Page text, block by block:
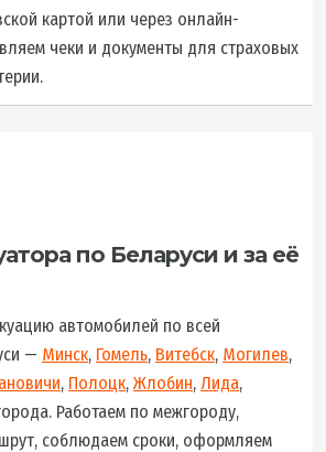
картой или через онлайн-
чеки и документы для страховых
по Беларуси и за её
автомобилей по всей
— Минск, Гомель, Витебск, Могилев,
, Полоцк, Жлобин, Лида,
Работаем по межгороду,
соблюдаем сроки, оформляем